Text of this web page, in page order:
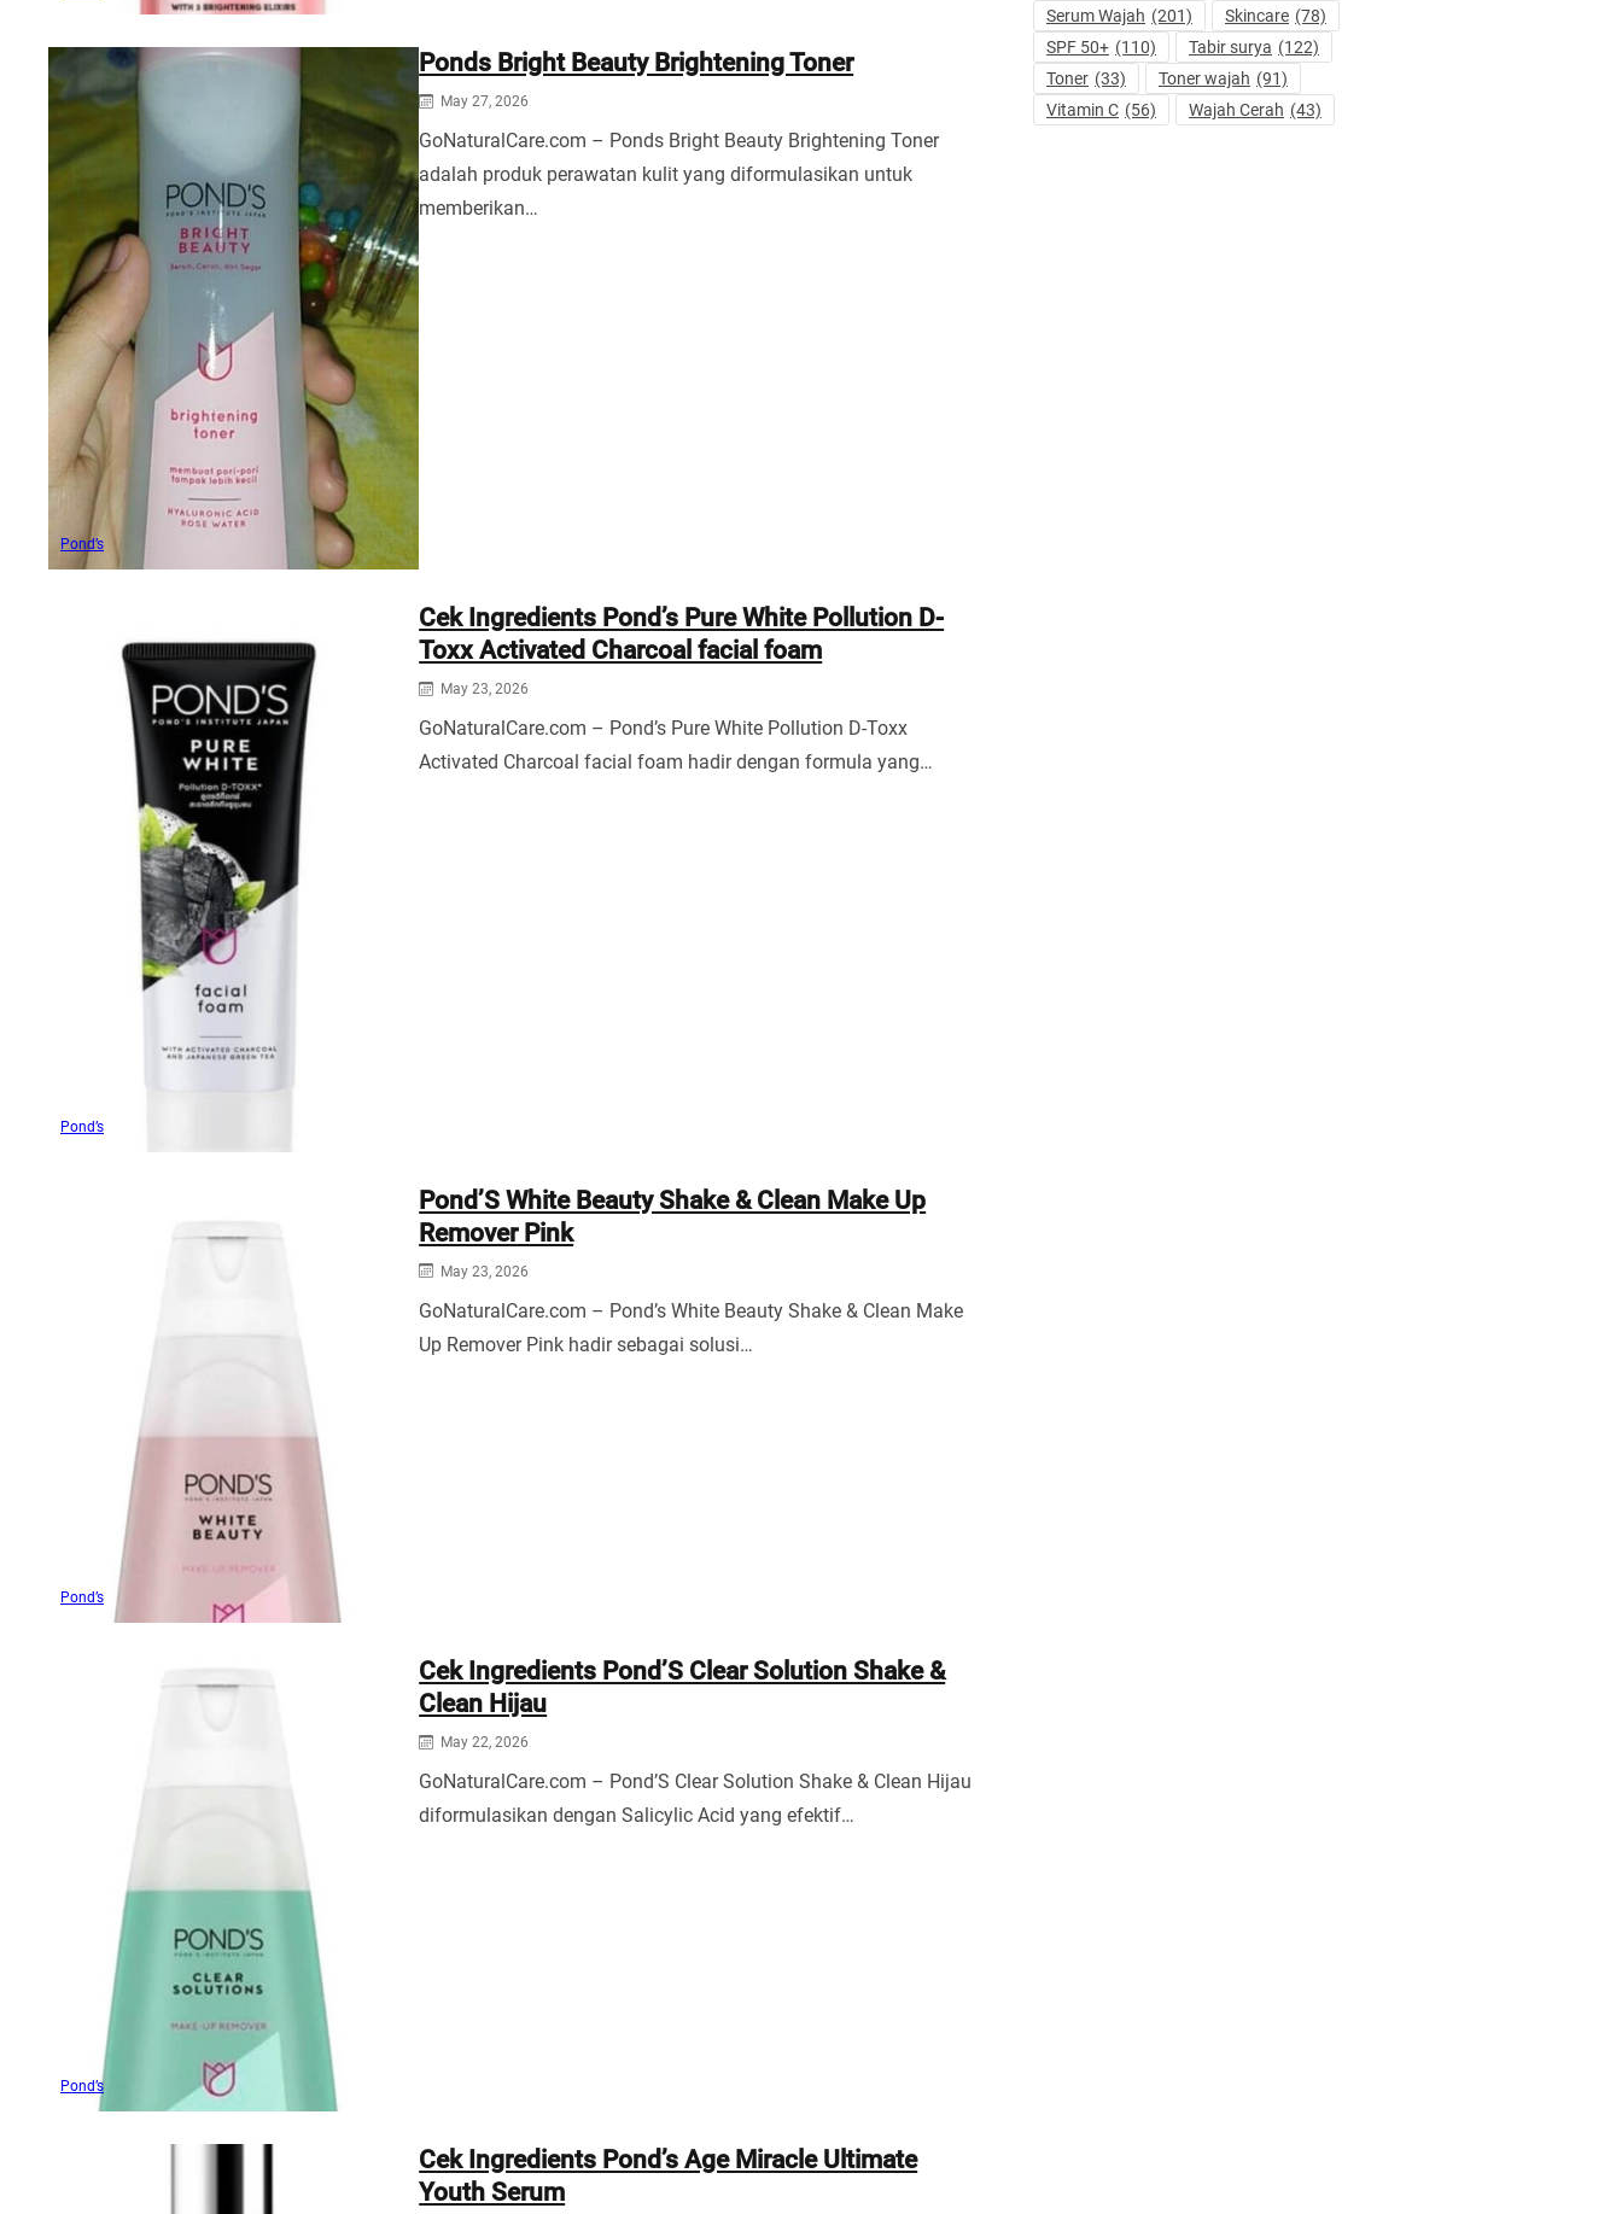
Pond’s
Ponds Bright Beauty Brightening Toner
May 27, 2026
GoNaturalCare.com – Ponds Bright Beauty Brightening Toner
adalah produk perawatan kulit yang diformulasikan untuk
memberikan…
Pond’s
Cek Ingredients Pond’s Pure White Pollution D-
Toxx Activated Charcoal facial foam
May 23, 2026
GoNaturalCare.com – Pond’s Pure White Pollution D-Toxx
Activated Charcoal facial foam hadir dengan formula yang…
Pond’s
Pond’S White Beauty Shake & Clean Make Up
Remover Pink
May 23, 2026
GoNaturalCare.com – Pond’s White Beauty Shake & Clean Make
Up Remover Pink hadir sebagai solusi…
Pond’s
Cek Ingredients Pond’S Clear Solution Shake &
Clean Hijau
May 22, 2026
GoNaturalCare.com – Pond’S Clear Solution Shake & Clean Hijau
diformulasikan dengan Salicylic Acid yang efektif…
Cek Ingredients Pond’s Age Miracle Ultimate
Youth Serum
Serum Wajah (201) Skincare (78)
SPF 50+ (110) Tabir surya (122)
Toner (33) Toner wajah (91)
Vitamin C (56) Wajah Cerah (43)